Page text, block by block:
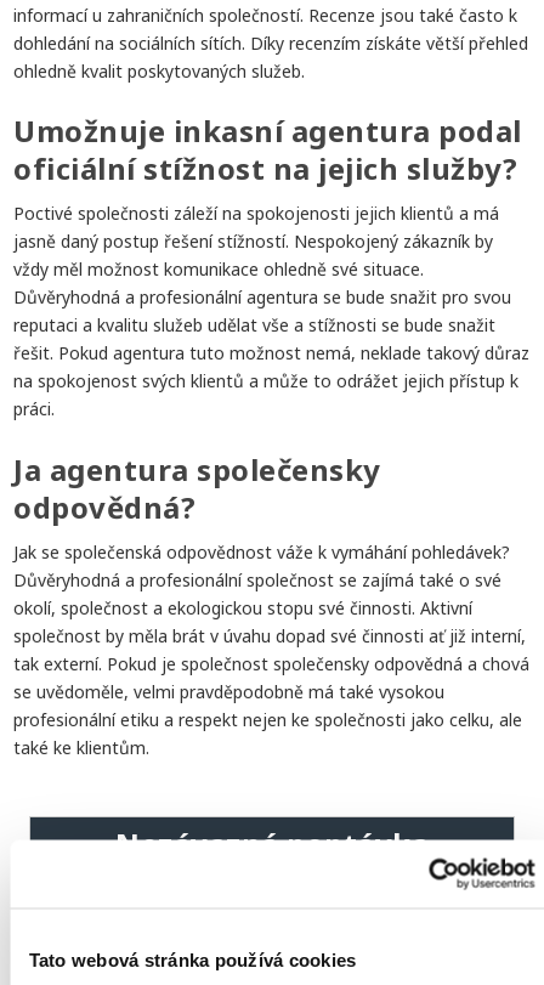
Tato webová stránka používá cookies
informací u zahraničních společností. Recenze jsou také často k
dohledání na sociálních sítích. Díky recenzím získáte větší přehled
ohledně kvalit poskytovaných služeb.
Umožnuje inkasní agentura podal
oficiální stížnost na jejich služby?
Poctivé společnosti záleží na spokojenosti jejich klientů a má
jasně daný postup řešení stížností. Nespokojený zákazník by
vždy měl možnost komunikace ohledně své situace.
Důvěryhodná a profesionální agentura se bude snažit pro svou
reputaci a kvalitu služeb udělat vše a stížnosti se bude snažit
řešit. Pokud agentura tuto možnost nemá, neklade takový důraz
na spokojenost svých klientů a může to odrážet jejich přístup k
práci.
Ja agentura společensky
odpovědná?
Jak se společenská odpovědnost váže k vymáhání pohledávek?
Důvěryhodná a profesionální společnost se zajímá také o své
okolí, společnost a ekologickou stopu své činnosti. Aktivní
společnost by měla brát v úvahu dopad své činnosti ať již interní,
tak externí. Pokud je společnost společensky odpovědná a chová
se uvědoměle, velmi pravděpodobně má také vysokou
profesionální etiku a respekt nejen ke společnosti jako celku, ale
také ke klientům.
Nezávazná poptávka